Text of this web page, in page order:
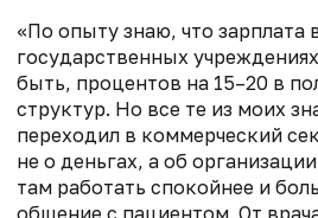
«По опыту знаю, что зарплата
государственных
быть, процентов на 15–20 в
структур. Но все те из моих
переходил в коммерческий
не о деньгах, а об
там работать спокойнее и